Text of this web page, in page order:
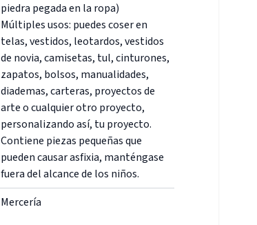
piedra pegada en la ropa)
Múltiples usos: puedes coser en
telas, vestidos, leotardos, vestidos
de novia, camisetas, tul, cinturones,
zapatos, bolsos, manualidades,
diademas, carteras, proyectos de
arte o cualquier otro proyecto,
personalizando así, tu proyecto.
Contiene piezas pequeñas que
pueden causar asfixia, manténgase
fuera del alcance de los niños.
Mercería